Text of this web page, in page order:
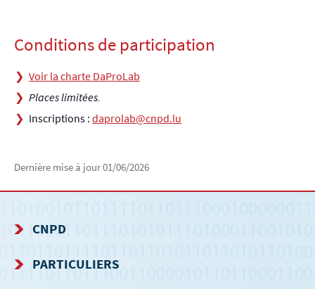
Conditions de participation
Voir la charte DaProLab
Places limitées.
Inscriptions :daprolab@cnpd.lu
Dernière mise à jour01/06/2026
MENU
CNPD
PARTICULIERS